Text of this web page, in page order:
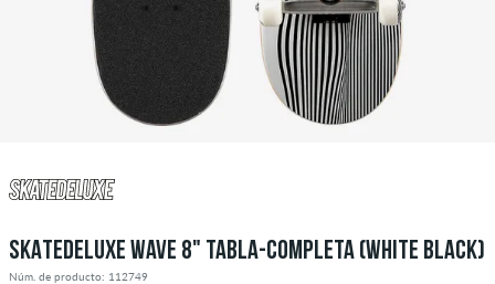
SKATEDELUXE WAVE 8" TABLA-COMPLETA (WHITE BLACK)
Núm. de producto: 112749